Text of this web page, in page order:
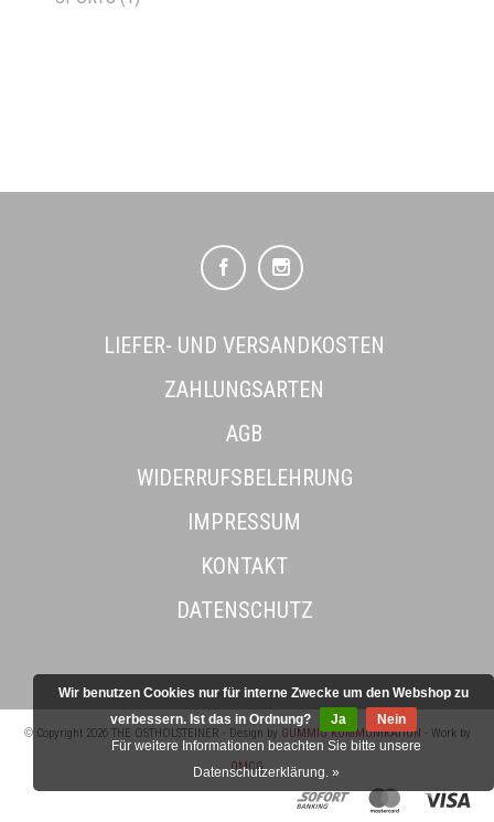
LIEFER- UND VERSANDKOSTEN
ZAHLUNGSARTEN
AGB
WIDERRUFSBELEHRUNG
IMPRESSUM
KONTAKT
DATENSCHUTZ
© Copyright 2026 THE OSTHOLSTEINER - Design by GUMMIG KOMMUNIKATION - Work by
OMCG
Wir benutzen Cookies nur für interne Zwecke um den Webshop zu
verbessern. Ist das in Ordnung?
Ja
Nein
Für weitere Informationen beachten Sie bitte unsere
Datenschutzerklärung. »